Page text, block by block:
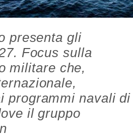
presenta gli
Focus sulla
militare che,
programmi navali di
il gruppo